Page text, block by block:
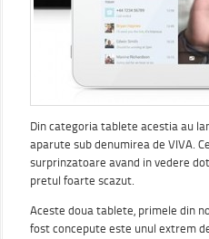
Din categoria tablete acestia au
aparute sub denumirea de VIVA.
surprinzatoare avand in vedere
pretul foarte scazut.
Aceste doua tablete, primele din
fost concepute este unul extrem